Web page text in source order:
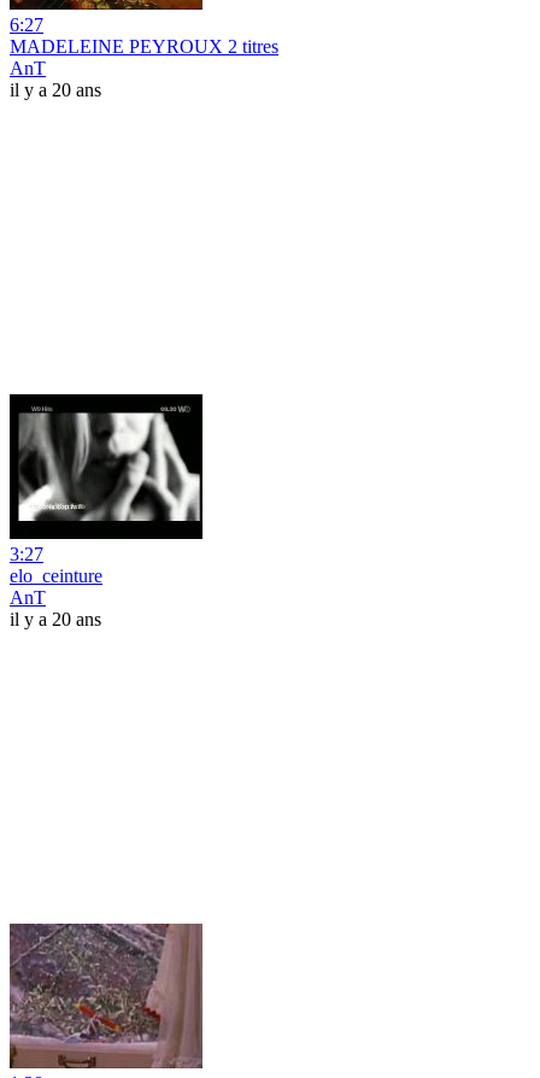
6:27
MADELEINE PEYROUX 2 titres
AnT
il y a 20 ans
3:27
elo_ceinture
AnT
il y a 20 ans